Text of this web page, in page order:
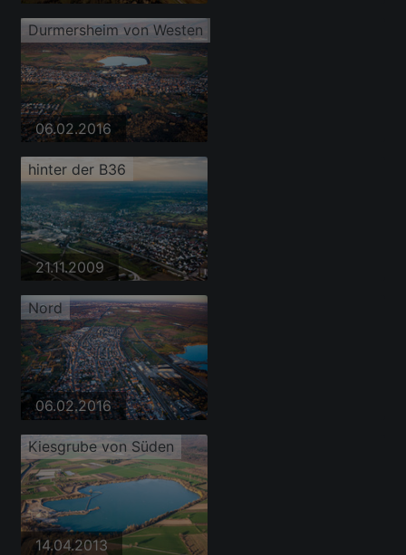
Durmersheim von Westen
06.02.2016
hinter der B36
21.11.2009
Nord
06.02.2016
Kiesgrube von Süden
14.04.2013